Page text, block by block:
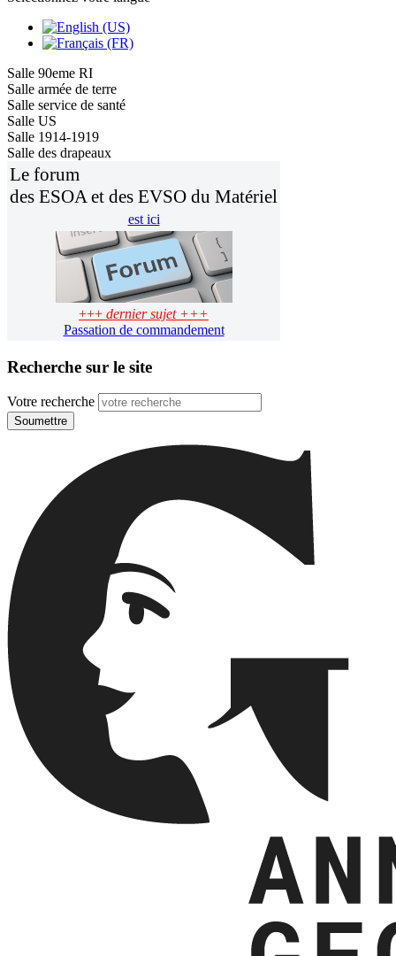
Salle 90eme RI
Salle armée de terre
Salle service de santé
Salle US
Salle 1914-1919
Salle des drapeaux
Le forum
des ESOA et des EVSO du Matériel
est ici
+++ dernier sujet +++
Passation de commandement
Recherche sur le site
Votre recherche
Soumettre